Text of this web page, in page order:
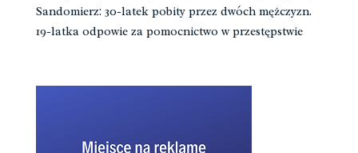
Sandomierz: 30-latek pobity przez dwóch mężczyzn.
19-latka odpowie za pomocnictwo w przestępstwie